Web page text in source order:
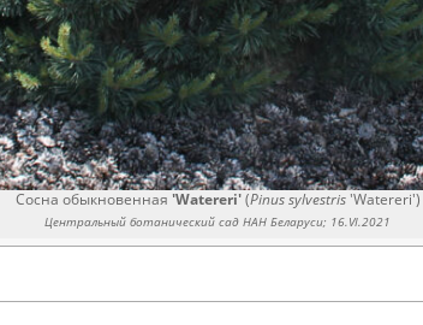
Сосна обыкновенная 'Watereri'(Pinus sylvestris'Watereri')
Центральный ботанический сад НАН Беларуси; 16.VI.2021